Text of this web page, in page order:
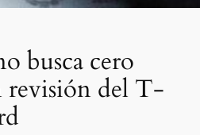
busca cero
revisión del T-